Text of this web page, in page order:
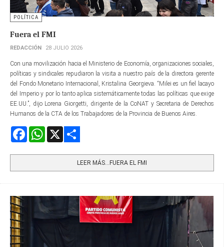
POLÍTICA
Fuera el FMI
REDACCIÓN 28 JULIO 2026
Con una movilización hacia el Ministerio de Economía, organizaciones sociales,
políticas y sindicales repudiaron la visita a nuestro país de la directora gerente​
del Fondo Monetario Internacional, Kristalina Georgieva. “Milei es un fiel lacayo
del Imperio y por lo tanto aplica sistemáticamente todas las políticas que exige
EE.UU.”, dijo Lorena Giorgetti, dirigente de la CoNAT y Secretaria de Derechos
Humanos de la CTA de los Trabajadores de la Provincia de Buenos Aires.
FacebookWhatsApp
LEER MÁS…FUERA EL FMI